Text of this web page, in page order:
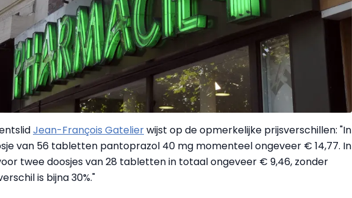
Jean-François Gatelierwijst op de opmerkelijke prijsverschillen: "In
van 56 tabletten pantoprazol 40 mg momenteel ongeveer € 14,77. In
twee doosjes van 28 tabletten in totaal ongeveer € 9,46, zonder
is bijna 30%."